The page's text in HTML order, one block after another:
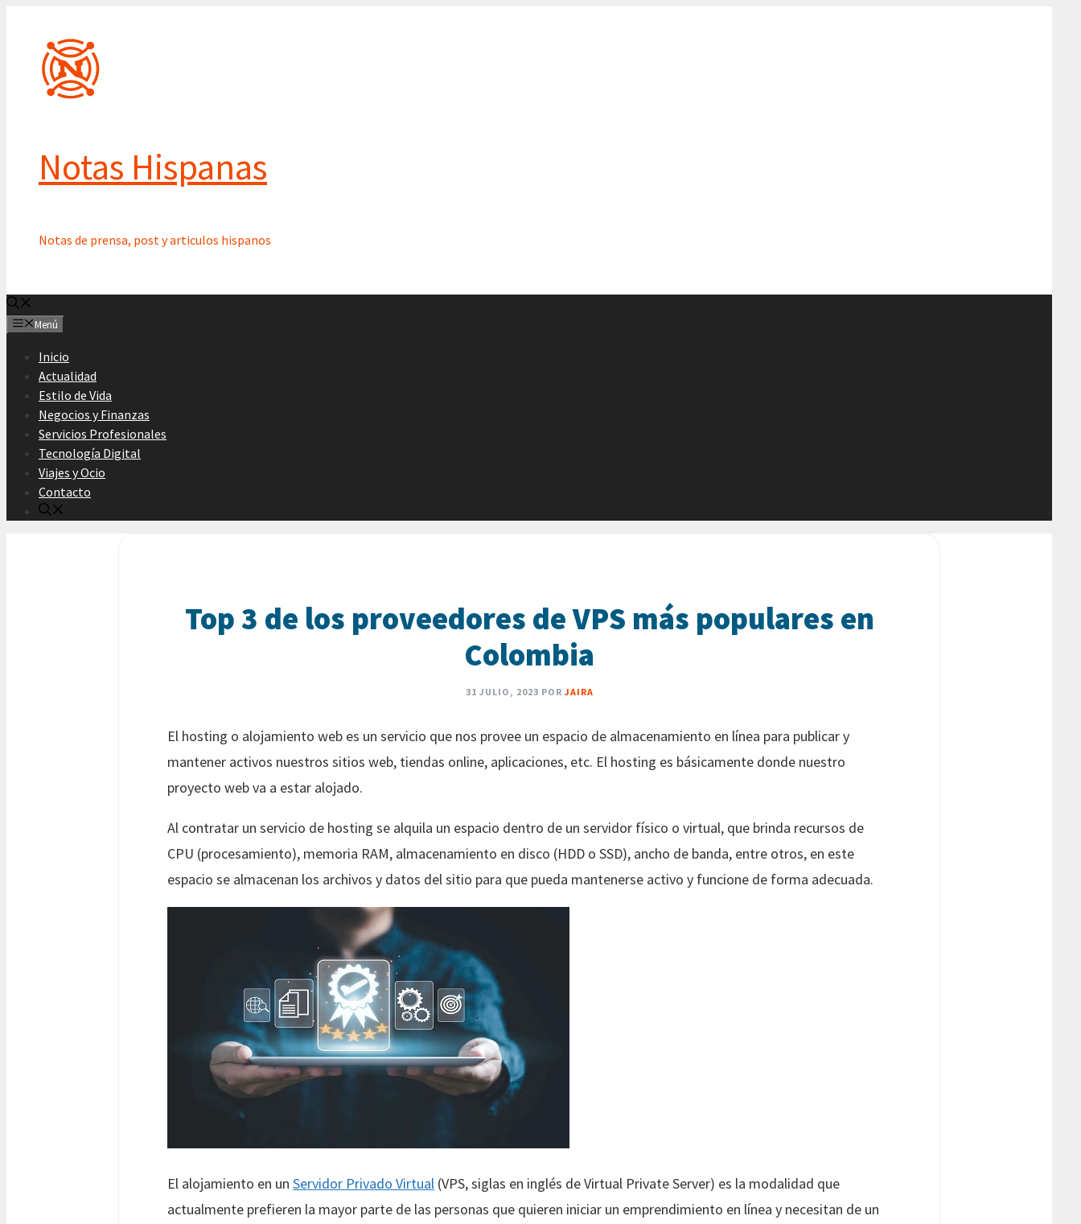
contenido
Notas Hispanas
Notas de prensa, post y articulos hispanos
Menú
Inicio
Actualidad
Estilo de Vida
Negocios y Finanzas
Servicios Profesionales
Tecnología Digital
Viajes y Ocio
Contacto
Top 3 de los proveedores de VPS más populares en
Colombia
31 JULIO, 2023 POR JAIRA
El hosting o alojamiento web es un servicio que nos provee un espacio de almacenamiento en línea para publicar y
mantener activos nuestros sitios web, tiendas online, aplicaciones, etc. El hosting es básicamente donde nuestro
proyecto web va a estar alojado.
Al contratar un servicio de hosting se alquila un espacio dentro de un servidor físico o virtual, que brinda recursos de
CPU (procesamiento), memoria RAM, almacenamiento en disco (HDD o SSD), ancho de banda, entre otros, en este
espacio se almacenan los archivos y datos del sitio para que pueda mantenerse activo y funcione de forma adecuada.
El alojamiento en un Servidor Privado Virtual (VPS, siglas en inglés de Virtual Private Server) es la modalidad que
actualmente prefieren la mayor parte de las personas que quieren iniciar un emprendimiento en línea y necesitan de un